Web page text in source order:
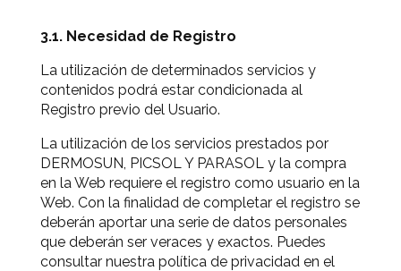
3.1. Necesidad de Registro
La utilización de determinados servicios y
contenidos podrá estar condicionada al
Registro previo del Usuario.
La utilización de los servicios prestados por
DERMOSUN, PICSOL Y PARASOL y la compra
en la Web requiere el registro como usuario en la
Web. Con la finalidad de completar el registro se
deberán aportar una serie de datos personales
que deberán ser veraces y exactos. Puedes
consultar nuestra política de privacidad en el